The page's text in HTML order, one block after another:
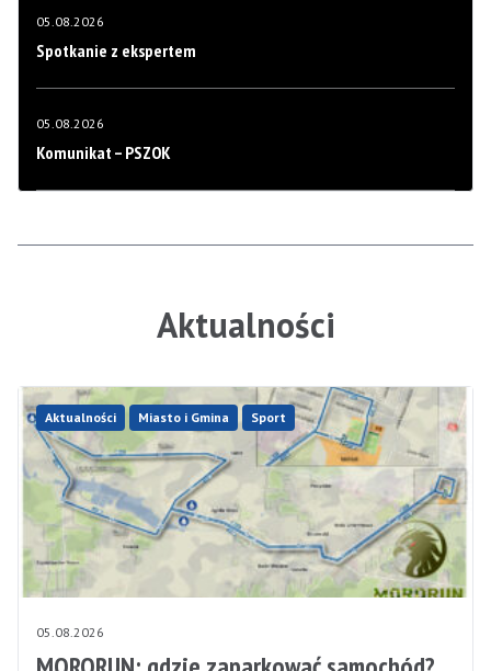
05.08.2026
Spotkanie z ekspertem
05.08.2026
Komunikat – PSZOK
Aktualności
Aktualności Miasto i Gmina Sport
05.08.2026